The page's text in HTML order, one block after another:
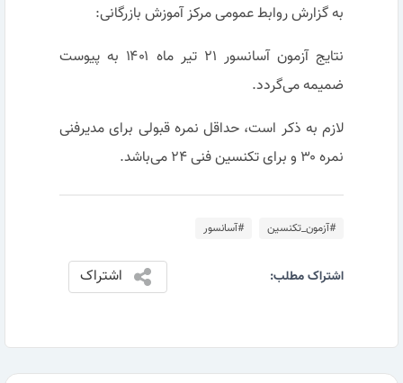
به گزارش روابط عمومی مرکز آموزش بازرگانی:
نتایج آزمون آسانسور ۲۱ تیر ماه ۱۴۰۱ به پیوست
ضمیمه می‌گردد.
لازم به ذکر است، حداقل نمره قبولی برای مدیرفنی
نمره ۳۰ و برای تکنسین فنی ۲۴ می‌باشد.
#آزمون_تکنسین #آسانسور
اشتراک مطلب: اشتراک